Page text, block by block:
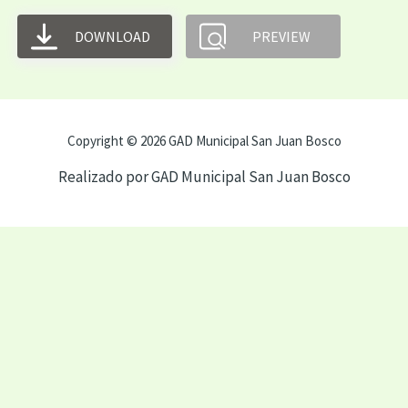
DOWNLOAD PREVIEW
Copyright © 2026 GAD Municipal San Juan Bosco
Realizado por GAD Municipal San Juan Bosco